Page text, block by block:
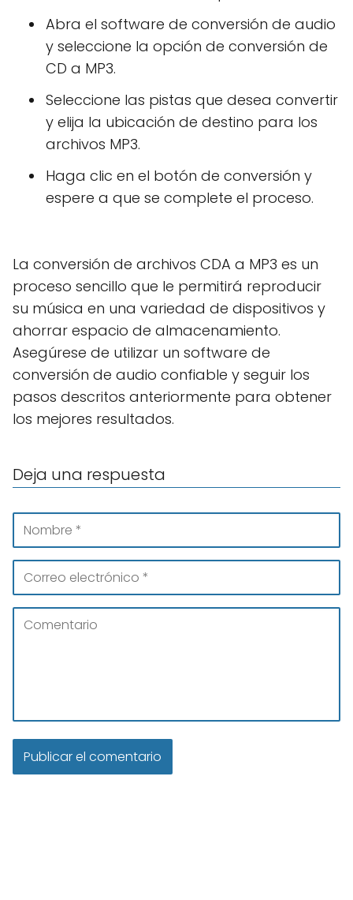
Abra el software de conversión de audio
y seleccione la opción de conversión de
CD a MP3.
Seleccione las pistas que desea convertir
y elija la ubicación de destino para los
archivos MP3.
Haga clic en el botón de conversión y
espere a que se complete el proceso.
La conversión de archivos CDA a MP3 es un
proceso sencillo que le permitirá reproducir
su música en una variedad de dispositivos y
ahorrar espacio de almacenamiento.
Asegúrese de utilizar un software de
conversión de audio confiable y seguir los
pasos descritos anteriormente para obtener
los mejores resultados.
Deja una respuesta